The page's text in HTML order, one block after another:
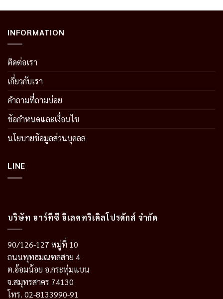
INFORMATION
ติดต่อเรา
เกี่ยวกับเรา
คำถามที่ถามบ่อย
ข้อกำหนดและเงื่อนไข
นโยบายข้อมูลส่วนบุคลล
LINE
บริษัท อาร์ทีซี อิเลคทริเคิลโปรดักส์ จำกัด
90/126-127 หมู่ที่ 10
ถนนพุทธมณฑลสาย 4
ต.อ้อมน้อย อ.กระทุ่มแบน
จ.สมุทรสาคร 74130
โทร. 02-8133990-91